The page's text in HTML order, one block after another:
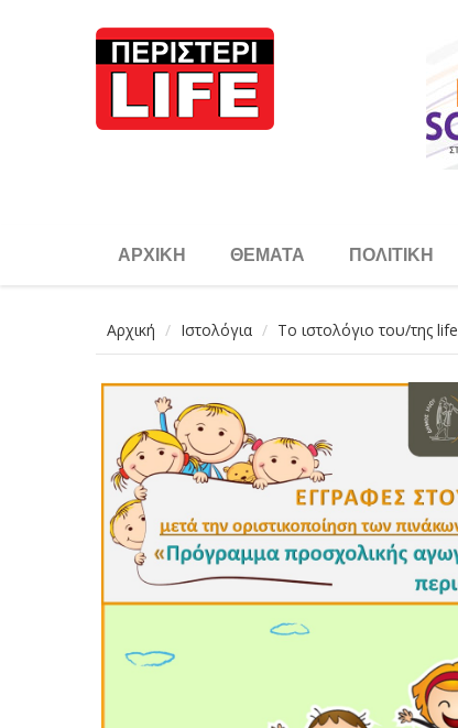
ΑΡΧΙΚΉ ΘΈΜΑΤΑ ΠΟΛΙΤΙΚΉ
Αρχική Ιστολόγια Το ιστολόγιο του/της life